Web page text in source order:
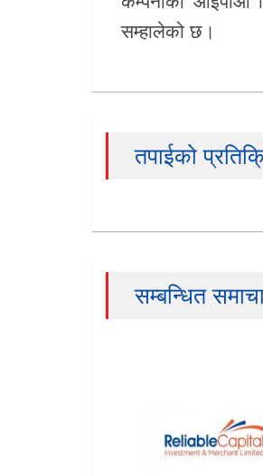
सम्हालेको छ।
तपाईको
सम्बन्धित